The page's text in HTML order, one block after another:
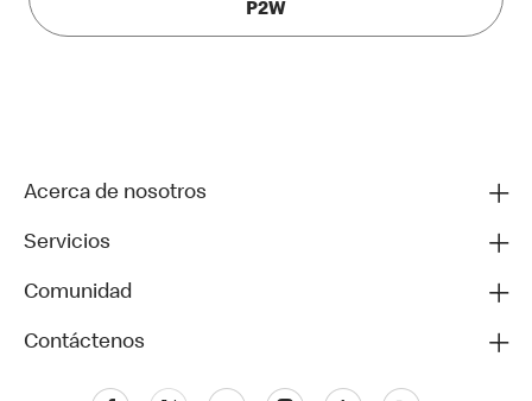
P2W
Acerca de nosotros
Servicios
Comunidad
Contáctenos